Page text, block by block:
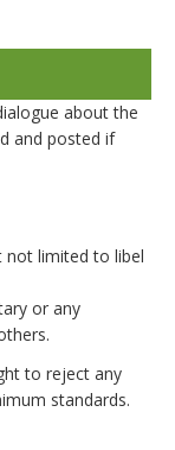
about the
and posted if
not limited to libel
or any
to reject any
standards.